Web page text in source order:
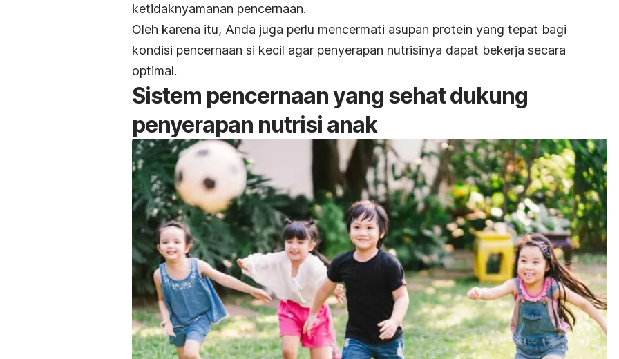
ketidaknyamanan pencernaan.
Oleh karena itu, Anda juga perlu mencermati asupan protein yang tepat bagi
kondisi pencernaan si kecil agar penyerapan nutrisinya dapat bekerja secara
optimal.
Sistem pencernaan yang sehat dukung
penyerapan nutrisi anak